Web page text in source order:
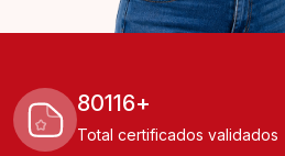
80116+
Total certificados validados